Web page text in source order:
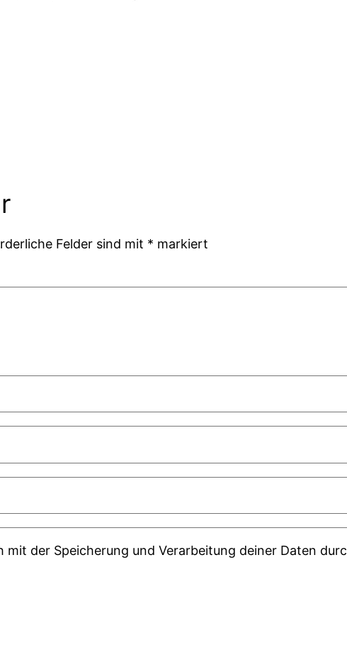
Felder sind mit * markiert
der Speicherung und Verarbeitung deiner Daten